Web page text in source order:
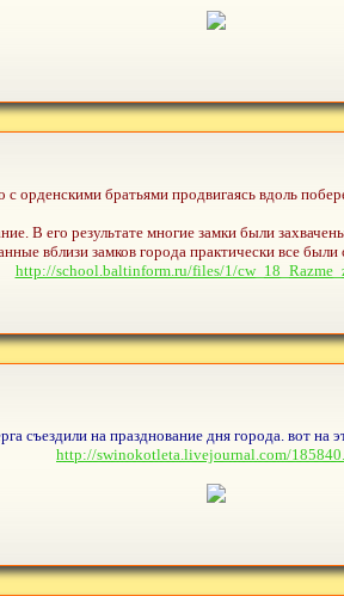
орденскими братьями продвигаясь вдоль
В его результате многие замки были
вблизи замков города практически все
http://school.baltinform.ru/files/1/
съездили на празднование дня города. вот на
http://swinokotleta.livejournal.com/